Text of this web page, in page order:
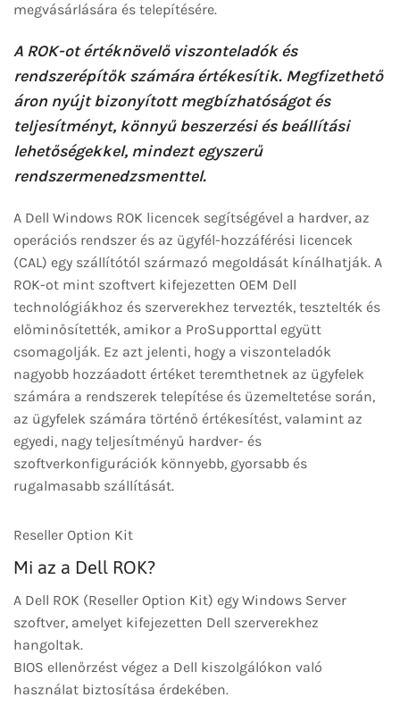
megvásárlására és telepítésére.
A ROK-ot értéknövelő viszonteladók és
rendszerépítők számára értékesítik. Megfizethető
áron nyújt bizonyított megbízhatóságot és
teljesítményt, könnyű beszerzési és beállítási
lehetőségekkel, mindezt egyszerű
rendszermenedzsmenttel.
A Dell Windows ROK licencek segítségével a hardver, az
operációs rendszer és az ügyfél-hozzáférési licencek
(CAL) egy szállítótól származó megoldását kínálhatják. A
ROK-ot mint szoftvert kifejezetten OEM Dell
technológiákhoz és szerverekhez tervezték, tesztelték és
előminősítették, amikor a ProSupporttal együtt
csomagolják. Ez azt jelenti, hogy a viszonteladók
nagyobb hozzáadott értéket teremthetnek az ügyfelek
számára a rendszerek telepítése és üzemeltetése során,
az ügyfelek számára történő értékesítést, valamint az
egyedi, nagy teljesítményű hardver- és
szoftverkonfigurációk könnyebb, gyorsabb és
rugalmasabb szállítását.
Reseller Option Kit
Mi az a Dell ROK?
A Dell ROK (Reseller Option Kit) egy Windows Server
szoftver, amelyet kifejezetten Dell szerverekhez
hangoltak.
BIOS ellenőrzést végez a Dell kiszolgálókon való
használat biztosítása érdekében.